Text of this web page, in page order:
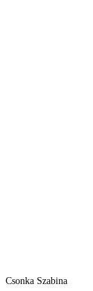
Csonka Szabina